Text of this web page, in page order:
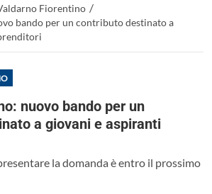
Fiorentino /
bando per un contributo destinato a
nuovo bando per un
a giovani e aspiranti
la domanda è entro il prossimo